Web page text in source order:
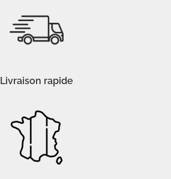
Livraison rapide